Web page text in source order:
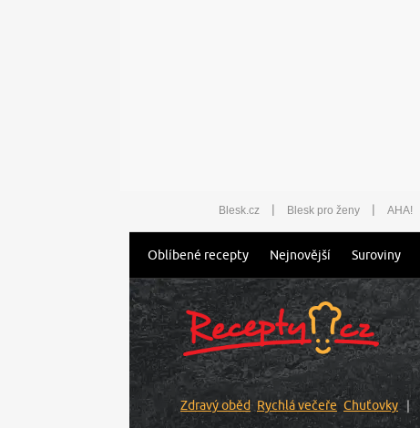
Blesk.cz | Blesk pro ženy | AHA!
Oblíbené recepty Nejnovější Suroviny
Zdravý oběd Rychlá večeře Chuťovky